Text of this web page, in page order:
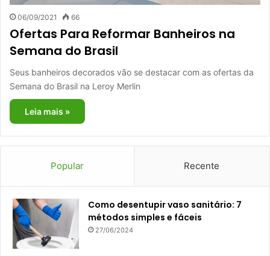
06/09/2021 66
Ofertas Para Reformar Banheiros na
Semana do Brasil
Seus banheiros decorados vão se destacar com as ofertas da
Semana do Brasil na Leroy Merlin
Leia mais »
Popular Recente
Como desentupir vaso sanitário: 7
métodos simples e fáceis
27/06/2024